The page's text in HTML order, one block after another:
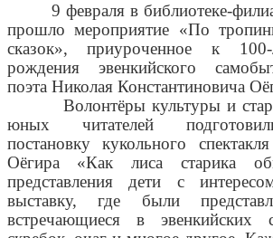
9 февраля в библиотеке-
прошло мероприятие «По
сказок», приуроченное к
рождения эвенкийского
поэта Николая Константиновича
Волонтёры культуры и
юных читателей
постановку кукольного
Оёгира «Как лиса старика
представления дети
с
выставку, где были
встречающиеся в эвенкийских